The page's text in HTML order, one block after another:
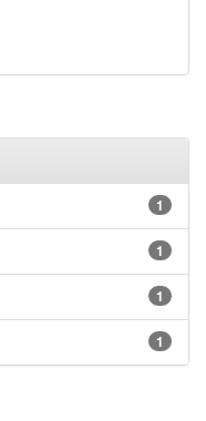
1
1
1
1